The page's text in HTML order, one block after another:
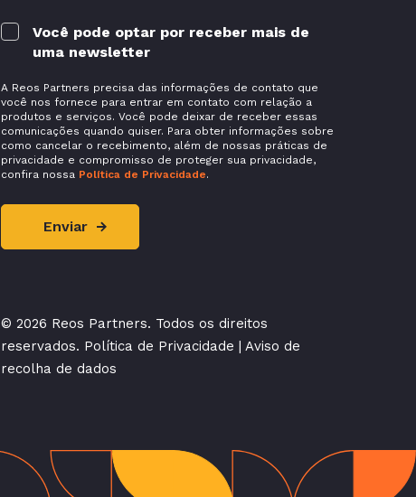
Você pode optar por receber mais de
uma newsletter
A Reos Partners precisa das informações de contato que
você nos fornece para entrar em contato com relação a
produtos e serviços. Você pode deixar de receber essas
comunicações quando quiser. Para obter informações sobre
como cancelar o recebimento, além de nossas práticas de
privacidade e compromisso de proteger sua privacidade,
confira nossa Política de Privacidade.
© 2026 Reos Partners. Todos os direitos
reservados. Política de Privacidade|Aviso de
recolha de dados